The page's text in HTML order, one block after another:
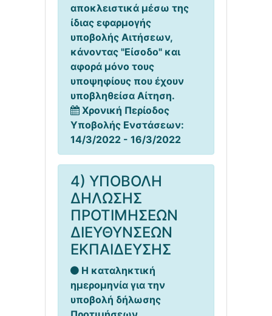
αποκλειστικά μέσω της
ίδιας εφαρμογής
υποβολής Αιτήσεων,
κάνοντας "Είσοδο" και
αφορά μόνο τους
υποψηφίους που έχουν
υποβληθείσα Αίτηση.
Χρονική Περίοδος
Υποβολής Ενστάσεων:
14/3/2022 - 16/3/2022
4) ΥΠΟΒΟΛΗ
ΔΗΛΩΣΗΣ
ΠΡΟΤΙΜΗΣΕΩΝ
ΔΙΕΥΘΥΝΣΕΩΝ
ΕΚΠΑΙΔΕΥΣΗΣ
Η καταληκτική
ημερομηνία για την
υποβολή δήλωσης